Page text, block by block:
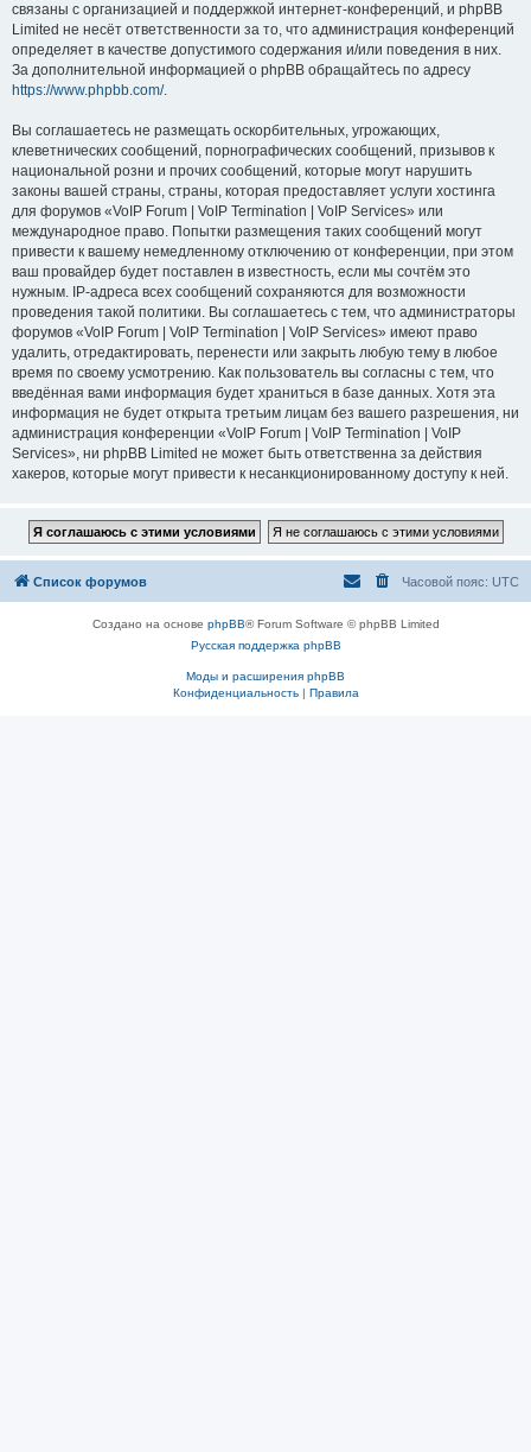
связаны с организацией и поддержкой интернет-конференций, и phpBB
Limited не несёт ответственности за то, что администрация конференций
определяет в качестве допустимого содержания и/или поведения в них.
За дополнительной информацией о phpBB обращайтесь по адресу
https://www.phpbb.com/.
Вы соглашаетесь не размещать оскорбительных, угрожающих,
клеветнических сообщений, порнографических сообщений, призывов к
национальной розни и прочих сообщений, которые могут нарушить
законы вашей страны, страны, которая предоставляет услуги хостинга
для форумов «VoIP Forum | VoIP Termination | VoIP Services» или
международное право. Попытки размещения таких сообщений могут
привести к вашему немедленному отключению от конференции, при этом
ваш провайдер будет поставлен в известность, если мы сочтём это
нужным. IP-адреса всех сообщений сохраняются для возможности
проведения такой политики. Вы соглашаетесь с тем, что администраторы
форумов «VoIP Forum | VoIP Termination | VoIP Services» имеют право
удалить, отредактировать, перенести или закрыть любую тему в любое
время по своему усмотрению. Как пользователь вы согласны с тем, что
введённая вами информация будет храниться в базе данных. Хотя эта
информация не будет открыта третьим лицам без вашего разрешения, ни
администрация конференции «VoIP Forum | VoIP Termination | VoIP
Services», ни phpBB Limited не может быть ответственна за действия
хакеров, которые могут привести к несанкционированному доступу к ней.
Список форумов Часовой пояс: UTC
Создано на основе phpBB® Forum Software © phpBB Limited
Русская поддержка phpBB
Моды и расширения phpBB
Конфиденциальность| Правила